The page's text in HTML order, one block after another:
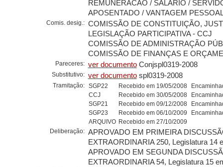
REMUNERACAO / SALARIO /
APOSENTADO / VANTAGEM
Comis. desig.: COMISSÃO DE CONSTITUIÇÃO,
LEGISLAÇÃO PARTICIPATIVA - CCJ
COMISSÃO DE ADMINISTRAÇÃO
COMISSÃO DE FINANÇAS E
Pareceres: ver documentoConjspl0319-2008
Substitutivo: ver documentospl0319-2008
Tramitação: SGP22 Recebido em 19/05/2008
CCJ
Recebido em 30/05/2008
SGP21
Recebido em 09/12/2008
SGP23
Recebido em 06/10/2009
ARQUIVO Recebido em 27/10/2009
Deliberação: APROVADO EM PRIMEIRA
EXTRAORDINARIA 250, Legislatura 14
APROVADO EM SEGUNDA
EXTRAORDINARIA 54, Legislatura 15